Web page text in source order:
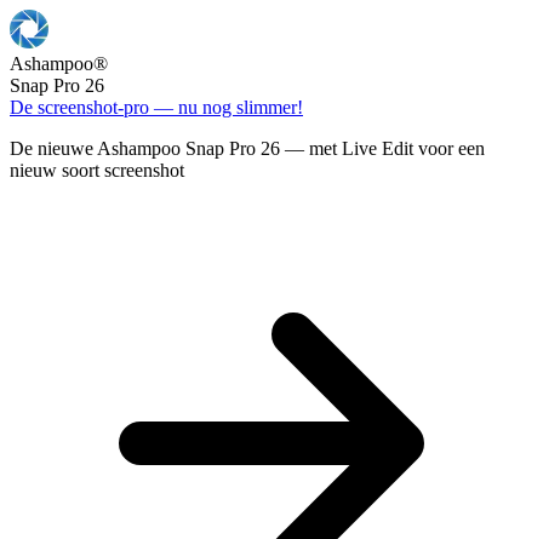
Ashampoo®
Snap Pro 26
De screenshot-pro — nu nog slimmer!
De nieuwe Ashampoo Snap Pro 26 — met Live Edit voor een
nieuw soort screenshot